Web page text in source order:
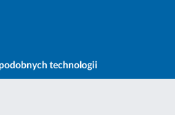
technologii